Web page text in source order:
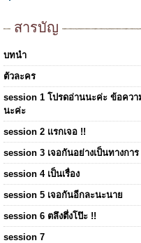
สารบัญ
บทนำ
ตัวละคร
session 1 โปรดอ่านนะค่ะ ข้อควา
นะค่ะ
session 2 เเรกเจอ !!
session 3 เจอกันอย่างเป็นทางกา
session 4 เป็นเรื่อง
session 5 เจอกันอีกละนะนาย
session 6 ตลึงตึ่งโป๊ะ !!
session 7